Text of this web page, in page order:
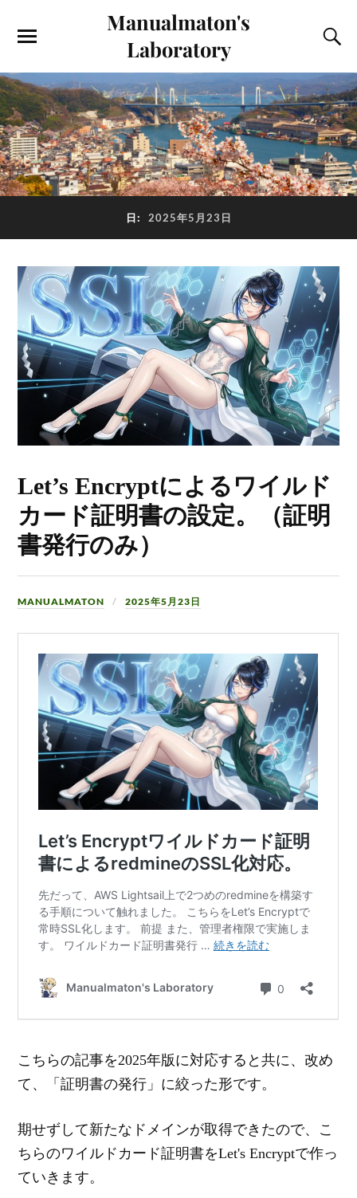
Manualmaton's
Laboratory
日: 2025年5月23日
Let’s Encryptによるワイルド
カード証明書の設定。（証明
書発行のみ）
MANUALMATON 2025年5月23日
こちらの記事を2025年版に対応すると共に、改め
て、「証明書の発行」に絞った形です。
期せずして新たなドメインが取得できたので、こ
ちらのワイルドカード証明書をLet's Encryptで作っ
ていきます。